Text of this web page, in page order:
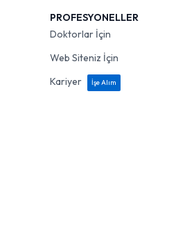
PROFESYONELLER
Doktorlar İçin
Web Siteniz İçin
Kariyer
İşe Alım